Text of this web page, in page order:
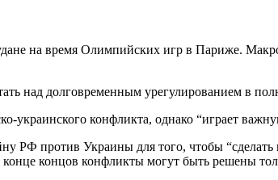
на время Олимпийских игр в Париже.
над долговременным урегулированием в
украинского конфликта, однако “играет
РФ против Украины для того, чтобы
концов конфликты могут быть решены